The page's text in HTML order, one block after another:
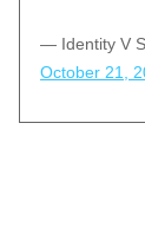
— Identity V
October 21,